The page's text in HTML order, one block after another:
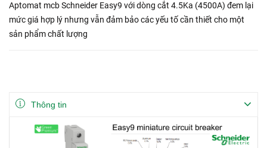
Aptomat mcb Schneider Easy9 với dòng cắt 4.5Ka (4500A) đem lại
mức giá hợp lý nhưng vẫn đảm bảo các yếu tố cần thiết cho một
sản phẩm chất lượng
Thông tin